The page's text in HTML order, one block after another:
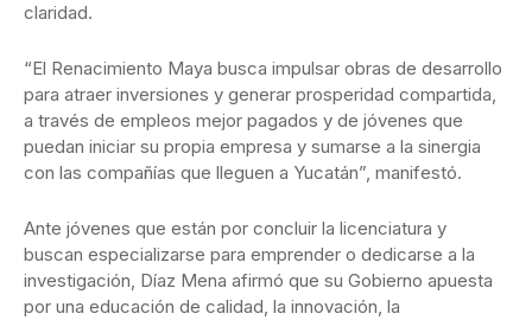
claridad.
“El Renacimiento Maya busca impulsar obras de desarrollo
para atraer inversiones y generar prosperidad compartida,
a través de empleos mejor pagados y de jóvenes que
puedan iniciar su propia empresa y sumarse a la sinergia
con las compañías que lleguen a Yucatán”, manifestó.
Ante jóvenes que están por concluir la licenciatura y
buscan especializarse para emprender o dedicarse a la
investigación, Díaz Mena afirmó que su Gobierno apuesta
por una educación de calidad, la innovación, la